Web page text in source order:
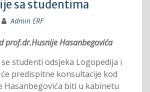
sa studentima
Admin ERF
prof.dr.Husnije Hasanbegovića
studenti odsjeka Logopedija i
predispitne konsultacije kod
Hasanbegovića biti u kabinetu